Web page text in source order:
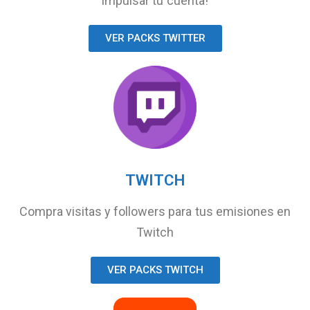
VER PACKS TWITTER
TWITCH
Compra visitas y followers para tus emisiones en
Twitch
VER PACKS TWITCH